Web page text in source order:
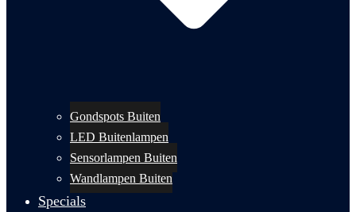
Gondspots Buiten
LED Buitenlampen
Sensorlampen Buiten
Wandlampen Buiten
Specials